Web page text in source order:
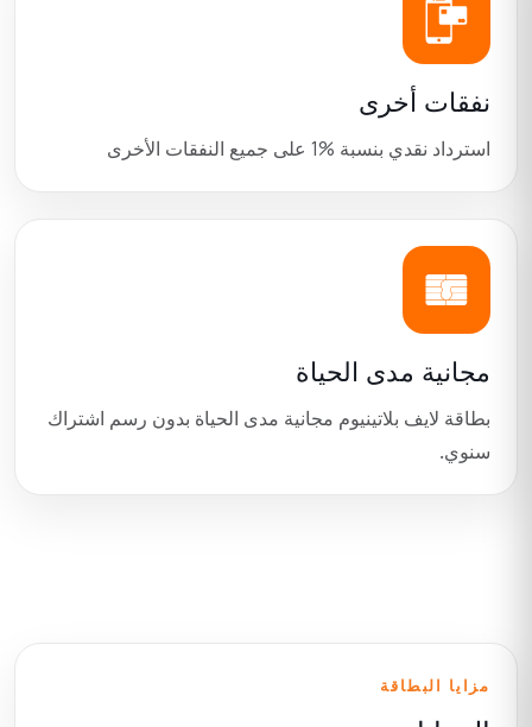
نفقات أخرى
استرداد نقدي بنسبة 1% على جميع النفقات الأخرى
مجانية مدى الحياة
بطاقة لايف بلاتينيوم مجانية مدى الحياة بدون رسم اشتراك
سنوي.
مزايا البطاقة